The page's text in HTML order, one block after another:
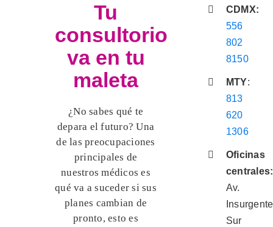
Tu
consultorio
va en tu
maleta
¿No sabes qué te
depara el futuro? Una
de las preocupaciones
principales de
nuestros médicos es
qué va a suceder si sus
planes cambian de
pronto, esto es
CDMX:
556
802
8150
MTY:
813
620
1306
Oficinas
centrales:
Av.
Sur